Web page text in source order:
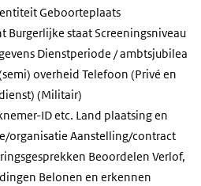
Geboorteplaats
Burgerlijke staat Screeningsniveau
Dienstperiode / ambtsjubilea
overheid Telefoon (Privé en
(Militair)
ID etc. Land plaatsing en
organisatie Aanstelling/contract
Beoordelen Verlof,
Belonen en erkennen